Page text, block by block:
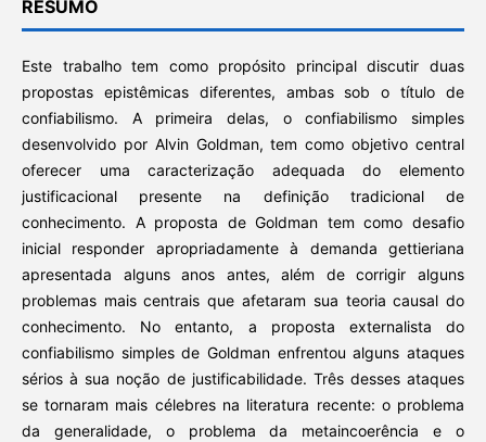
RESUMO
Este trabalho tem como propósito principal discutir duas
propostas epistêmicas diferentes, ambas sob o título de
confiabilismo. A primeira delas, o confiabilismo simples
desenvolvido por Alvin Goldman, tem como objetivo central
oferecer uma caracterização adequada do elemento
justificacional presente na definição tradicional de
conhecimento. A proposta de Goldman tem como desafio
inicial responder apropriadamente à demanda gettieriana
apresentada alguns anos antes, além de corrigir alguns
problemas mais centrais que afetaram sua teoria causal do
conhecimento. No entanto, a proposta externalista do
confiabilismo simples de Goldman enfrentou alguns ataques
sérios à sua noção de justificabilidade. Três desses ataques
se tornaram mais célebres na literatura recente: o problema
da generalidade, o problema da metaincoerência e o